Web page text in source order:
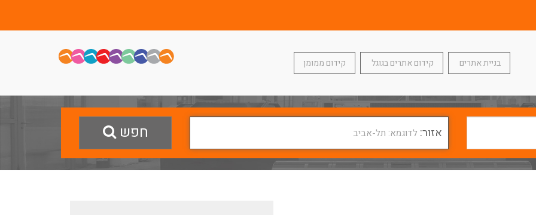
בניית אתרים קידום אתרים בגוגל קידום ממומן
אזור: לדוגמא: תל-אביב חפש